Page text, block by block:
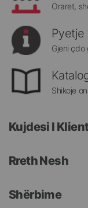
Oraret,
Pyetje
Gjeni çdo
Shikoje
Kujdesi I
Rreth Nesh
Shërbime